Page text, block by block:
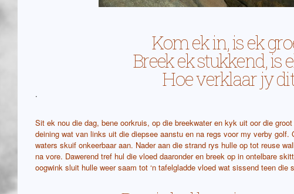
Kom ek in, is ek
Breek ek stukkend, is
Hoe verklaar jy
.
Sit ek nou die dag, bene oorkruis, op die breekwater en kyk uit oor die
deining wat van links uit die diepsee aanstu en na regs voor my verby golf.
waters skuif onkeerbaar aan. Nader aan die strand rys hulle op tot reuse
na vore. Dawerend tref hul die vloed daaronder en breek op in ontelbare
oogwink sluit hulle weer saam tot ‘n tafelgladde vloed wat sissend teen die